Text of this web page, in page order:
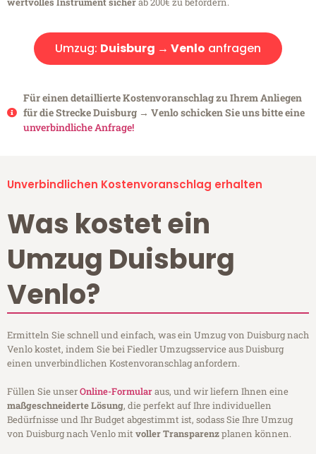
Umzug: Duisburg → Venlo anfragen
Für einen detaillierte Kostenvoranschlag zu Ihrem Anliegen
für die Strecke Duisburg → Venlo schicken Sie uns bitte eine
unverbindliche Anfrage!
Unverbindlichen Kostenvoranschlag erhalten
Was kostet ein
Umzug Duisburg
Venlo?
Ermitteln Sie schnell und einfach, was ein Umzug von Duisburg nach
Venlo kostet, indem Sie bei Fiedler Umzugsservice aus Duisburg
einen unverbindlichen Kostenvoranschlag anfordern.
Füllen Sie unserOnline-Formularaus, und wir liefern Ihnen eine
maßgeschneiderte Lösung, die perfekt auf Ihre individuellen
Bedürfnisse und Ihr Budget abgestimmt ist, sodass Sie Ihre Umzug
von Duisburg nach Venlo mitvoller Transparenzplanen können.